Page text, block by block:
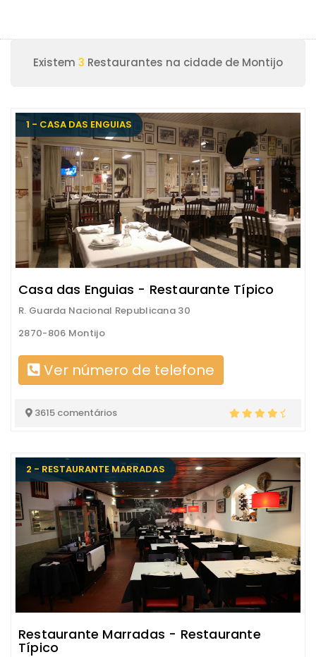
Existem 3 Restaurantes na cidade de Montijo
1 - CASA DAS ENGUIAS
Casa das Enguias - Restaurante Típico
R. Guarda Nacional Republicana 30
2870-806 Montijo
Ver número de telefone
3615 comentários
2 - RESTAURANTE MARRADAS
Restaurante Marradas - Restaurante
Típico